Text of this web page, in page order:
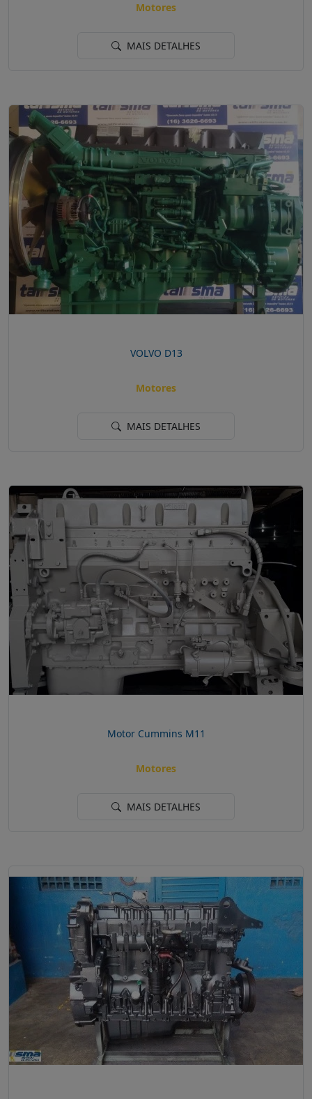
Motores
MAIS DETALHES
VOLVO D13
Motores
MAIS DETALHES
Motor Cummins M11
Motores
MAIS DETALHES